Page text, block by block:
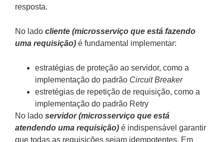
resposta.
No lado cliente (microsserviço que está fazendo
uma requisição) é fundamental implementar:
estratégias de proteção ao servidor, como a
implementação do padrão Circuit Breaker
estretégias de repetição de requisição, como a
implementação do padrão Retry
No lado servidor (microsserviço que está
atendendo uma requisição) é indispensável garantir
que todas as requisições sejam idempotentes. Em